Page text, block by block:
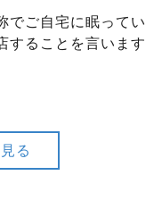
でご自宅に眠ってい
することを言います
る